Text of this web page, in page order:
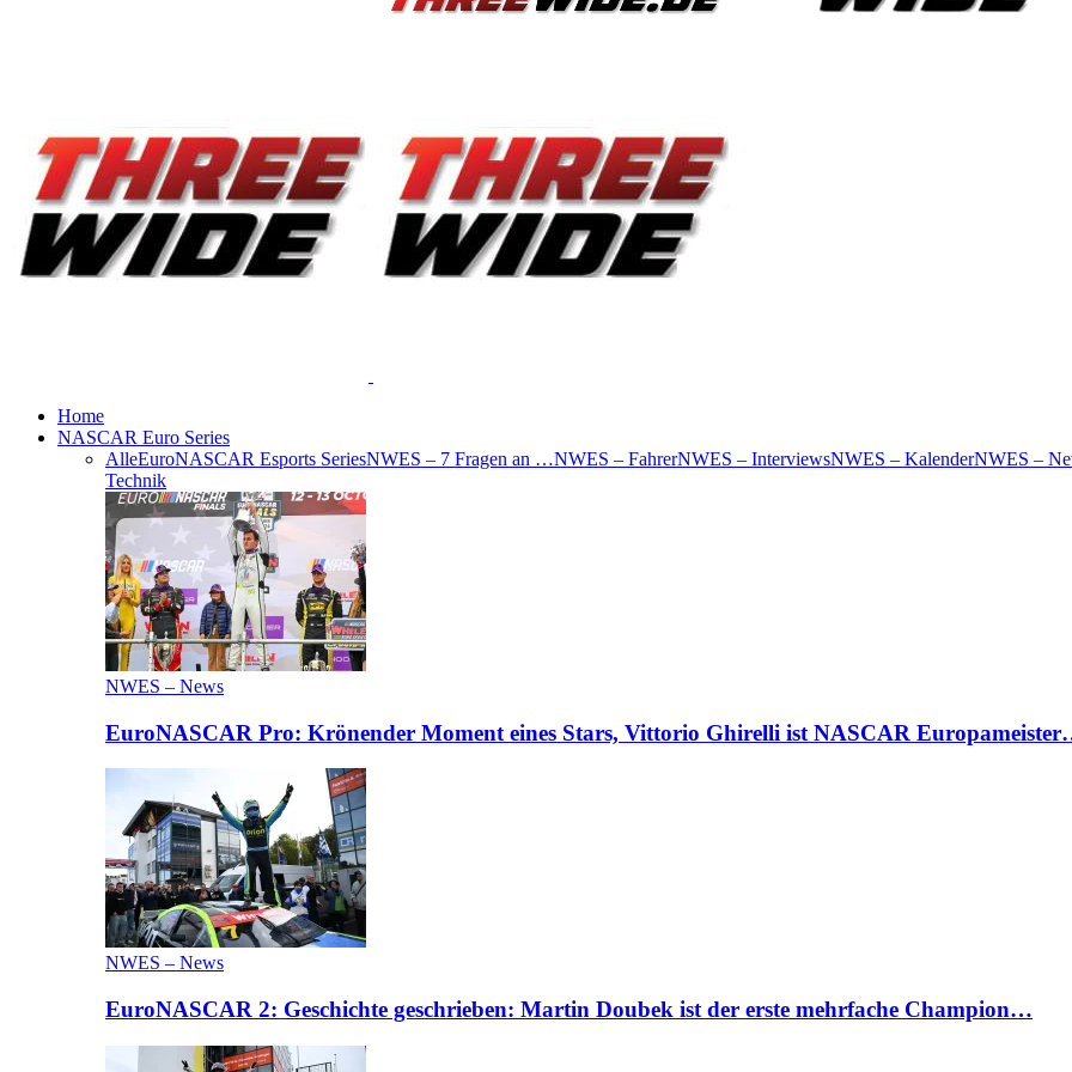
Home
NASCAR Euro Series
AlleEuroNASCAR Esports SeriesNWES – 7 Fragen an …NWES – FahrerNWES – InterviewsNWES – KalenderNWES –
Technik
NWES – News
EuroNASCAR Pro: Krönender Moment eines Stars, Vittorio Ghirelli ist NASCAR
NWES – News
EuroNASCAR 2: Geschichte geschrieben: Martin Doubek ist der erste mehrfache Champion…